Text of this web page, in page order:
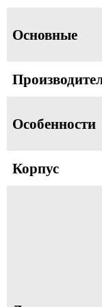
Основные
Особенности
Корпус